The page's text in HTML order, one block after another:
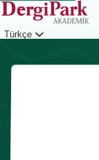
Türkçe